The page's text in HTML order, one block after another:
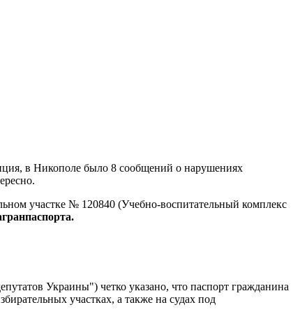
в Никополе было 8 сообщений о нарушениях
участке № 120840 (Учебно-воспитательный комплекс
Украины") четко указано, что паспорт гражданина
участках, а также на судах под